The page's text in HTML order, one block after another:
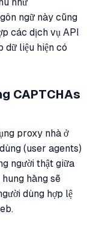
ngữ này cũng
các dịch vụ API
dữ liệu hiện có
CAPTCHAs
proxy nhà ở
(user agents)
người thật giữa
hăng sẽ
dùng hợp lệ